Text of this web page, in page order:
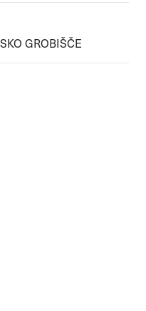
GROBIŠČE